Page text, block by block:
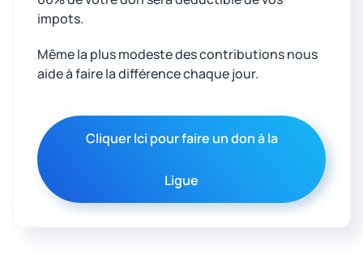
impots.
Même la plus modeste des contributions nous
aide à faire la différence chaque jour.
Cliquer Ici pour faire un don à la
Ligue